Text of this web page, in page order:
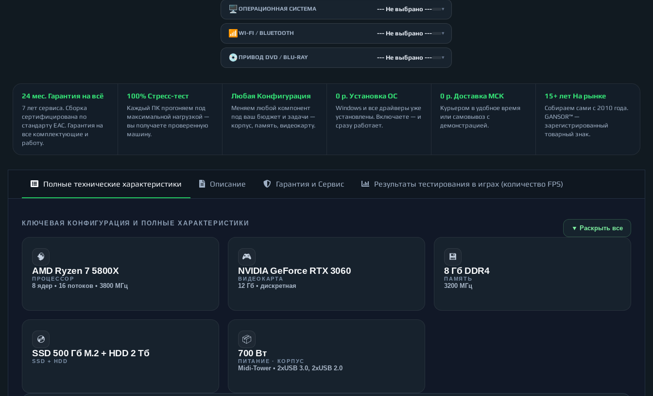
🖥️ ОПЕРАЦИОННАЯ СИСТЕМА --- Не выбрано --- ▾
📶 WI-FI / BLUETOOTH --- Не выбрано --- ▾
💿 ПРИВОД DVD / BLU-RAY --- Не выбрано --- ▾
24 мес. Гарантия на всё
7 лет сервиса. Сборка
сертифицирована по
стандарту ЕАС. Гарантия на
все комплектующие и
работу.
100% Стресс-тест
Каждый ПК прогоняем под
максимальной нагрузкой —
вы получаете проверенную
машину.
Любая Конфигурация
Меняем любой компонент
под ваш бюджет и задачи —
корпус, память, видеокарту.
0 р. Установка ОС
Windows и все драйверы уже
установлены. Включаете — и
сразу работает.
0 р. Доставка МСК
Курьером в удобное время
или самовывоз с
демонстрацией.
15+ лет На рынке
Собираем сами с 2010 года.
GANSOR™ —
зарегистрированный
товарный знак.
Полные технические характеристики Описание Гарантия и Сервис Результаты тестирования в играх (количество FPS)
КЛЮЧЕВАЯ КОНФИГУРАЦИЯ И ПОЛНЫЕ ХАРАКТЕРИСТИКИ
▼ Раскрыть все
🧠
AMD Ryzen 7 5800X
ПРОЦЕССОР
8 ядер • 16 потоков • 3800 МГц
🎮
NVIDIA GeForce RTX 3060
ВИДЕОКАРТА
12 Гб • дискретная
💾
8 Гб DDR4
ПАМЯТЬ
3200 МГц
💿
SSD 500 Гб M.2 + HDD 2 Тб
SSD + HDD
📦
700 Вт
ПИТАНИЕ · КОРПУС
Midi-Tower • 2xUSB 3.0, 2xUSB 2.0